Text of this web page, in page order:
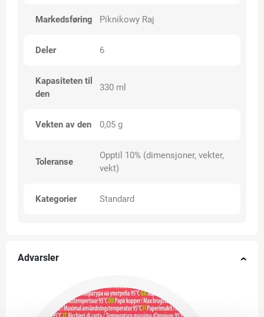
Markedsføring Piknikowy Raj
Deler 6
Kapasiteten til
den
330 ml
Vekten av den 0,05 g
Toleranse
Opptil 10% (dimensjoner, vekter,
vekt)
Kategorier Standard
Advarsler